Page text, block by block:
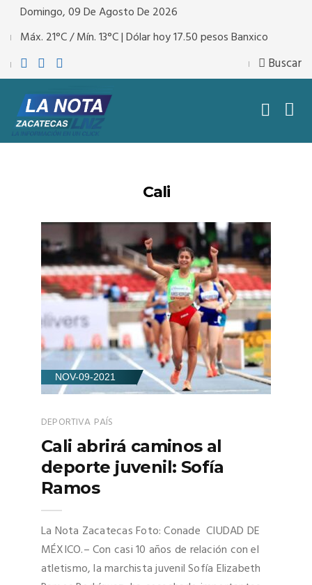
Domingo, 09 De Agosto De 2026
Máx. 21°C / Mín. 13°C | Dólar hoy 17.50 pesos Banxico
Buscar
Cali
NOV-09-2021
DEPORTIVA PAÍS
Cali abrirá caminos al
deporte juvenil: Sofía
Ramos
La Nota Zacatecas Foto: Conade CIUDAD DE
MÉXICO.– Con casi 10 años de relación con el
atletismo, la marchista juvenil Sofía Elizabeth